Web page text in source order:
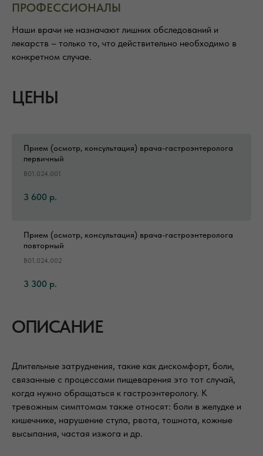
ПРОФЕССИОНАЛЫ
Наши врачи не назначают лишних обследований и
лекарств – только то, что действительно необходимо в
конкретном случае.
ЦЕНЫ
Прием (осмотр, консультация) врача-гастроэнтеролога
первичный
B01.024.001
3 600 р.
Прием (осмотр, консультация) врача-гастроэнтеролога
повторный
B01.024.002
3 300 р.
ОПИСАНИЕ
Длительные затруднения, такие как дискомфорт, боли,
связанные с процессами пищеварения это тот случай,
когда нужно обращаться к гастроэнтерологу. К
тревожным симптомам также относят: боли в желудке и
кишечнике, нарушение стула, рвота, тошнота, кожные
высыпания, частая изжога и др.